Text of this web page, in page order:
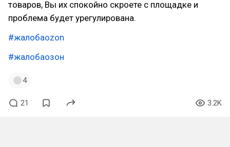
товаров, Вы их спокойно скроете с площадке и
проблема будет урегулирована.
#жалобаozon
#жалобаозон
4
21 3.2K